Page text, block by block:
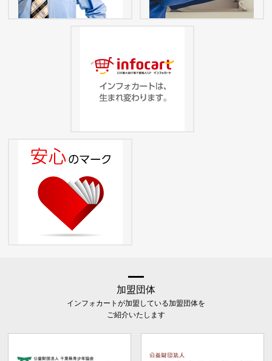
加盟団体
インフォカートが加盟している加盟団体を
ご紹介いたします